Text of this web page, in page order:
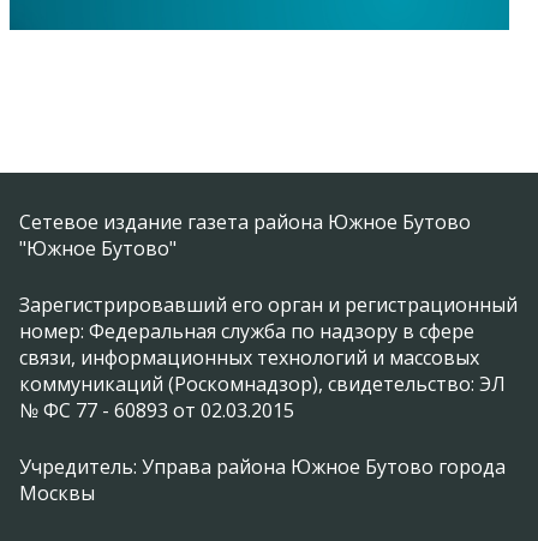
Сетевое издание газета района Южное Бутово
"Южное Бутово"
Зарегистрировавший его орган и регистрационный
номер: Федеральная служба по надзору в сфере
связи, информационных технологий и массовых
коммуникаций (Роскомнадзор), свидетельство: ЭЛ
№ ФС 77 - 60893 от 02.03.2015
Учредитель: Управа района Южное Бутово города
Москвы